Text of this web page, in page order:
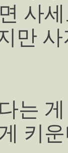
사
만
는
키